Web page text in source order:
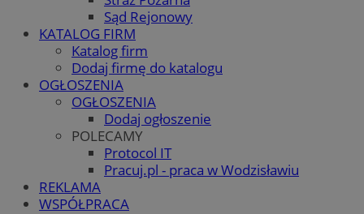
Sąd Rejonowy
KATALOG FIRM
Katalog firm
Dodaj firmę do katalogu
OGŁOSZENIA
OGŁOSZENIA
Dodaj ogłoszenie
POLECAMY
Protocol IT
Pracuj.pl - praca w Wodzisławiu
REKLAMA
WSPÓŁPRACA